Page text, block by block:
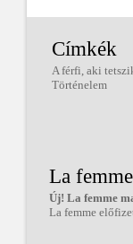
Címkék
A férfi, aki
Történelem
La
Új! La femme
La femme